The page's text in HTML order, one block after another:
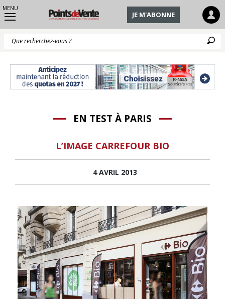
MENU
JE M'ABONNE
EN TEST À PARIS
L’IMAGE CARREFOUR BIO
4 AVRIL 2013